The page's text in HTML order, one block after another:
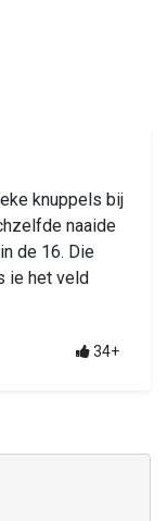
knuppels bij
naaide
de 16. Die
ie het veld
34+